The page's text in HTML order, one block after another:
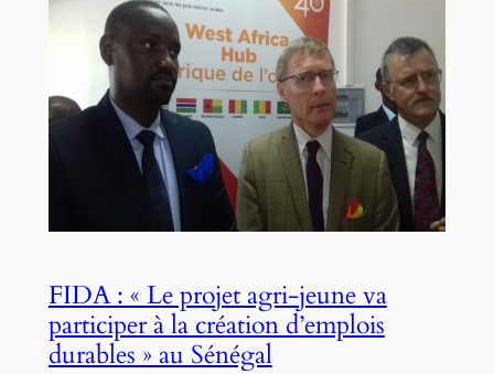
FIDA : « Le projet agri-jeune va
participer à la création d’emplois
durables » au Sénégal